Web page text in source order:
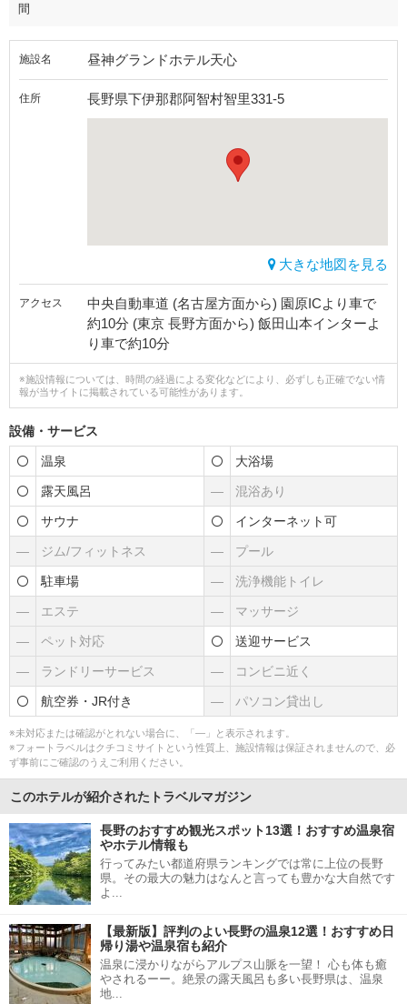
間
施設名 昼神グランドホテル天心
住所 長野県下伊那郡阿智村智里331-5
大きな地図を見る
アクセス
中央自動車道 (名古屋方面から) 園原ICより車で
約10分 (東京 長野方面から) 飯田山本インターよ
り車で約10分
※施設情報については、時間の経過による変化などにより、必ずしも正確でない情
報が当サイトに掲載されている可能性があります。
設備・サービス
温泉 大浴場
露天風呂 ― 混浴あり
サウナ インターネット可
― ジム/フィットネス ― プール
駐車場 ― 洗浄機能トイレ
― エステ ― マッサージ
― ペット対応 送迎サービス
― ランドリーサービス ― コンビニ近く
航空券・JR付き ― パソコン貸出し
※未対応または確認がとれない場合に、「―」と表示されます。
※フォートラベルはクチコミサイトという性質上、施設情報は保証されませんので、必
ず事前にご確認のうえご利用ください。
このホテルが紹介されたトラベルマガジン
長野のおすすめ観光スポット13選！おすすめ温泉宿
やホテル情報も
行ってみたい都道府県ランキングでは常に上位の長野
県。その最大の魅力はなんと言っても豊かな大自然です
よ...
【最新版】評判のよい長野の温泉12選！おすすめ日
帰り湯や温泉宿も紹介
温泉に浸かりながらアルプス山脈を一望！ 心も体も癒
やされるーー。絶景の露天風呂も多い長野県は、温泉
地...